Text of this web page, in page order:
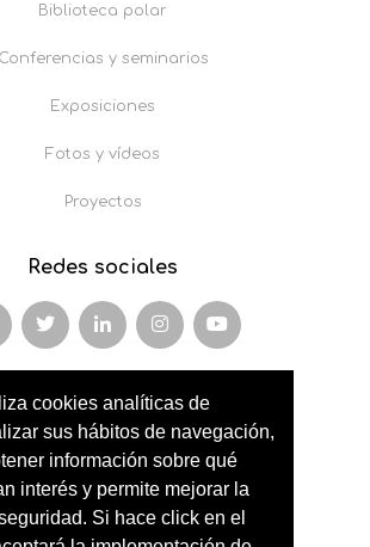
cookies analíticas de
sus hábitos de navegación,
información sobre qué
interés y permite mejorar la
Si hace click en el
Biblioteca polar
Conferencias y seminarios
Exposiciones
Fotos y vídeos
Proyectos
Redes sociales
y colaborador de
AFOPA
Arqueonet